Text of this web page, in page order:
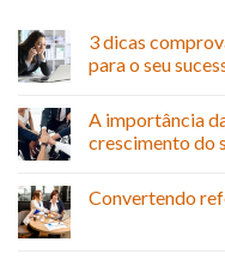
3 dicas
para o seu
A importância
crescimento do
Convertendo